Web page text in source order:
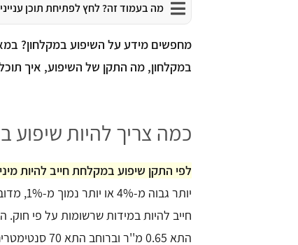
מה בעמוד זה? לחץ לפתיחת תוכן
מחפשים מידע על השיפוע במקלחון?
במקלחון, מה התקן של השיפוע, איך
כמה צריך להיות שיפוע
לפי התקן שיפוע במקלחת חייב להיות מינימום 1% ועד 4% כלפי
יותר
חייב להיות במידות שרשומות על פי
התא 0.65 מ''ר וברוחב התא 70 סנטימטרים. חשוב לציין שבמידה וזו דירה חדשה ואתם עדיין